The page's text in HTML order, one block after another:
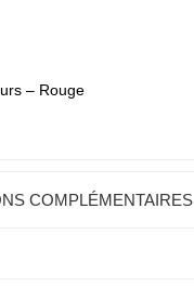
– Rouge
COMPLÉMENTAIRES